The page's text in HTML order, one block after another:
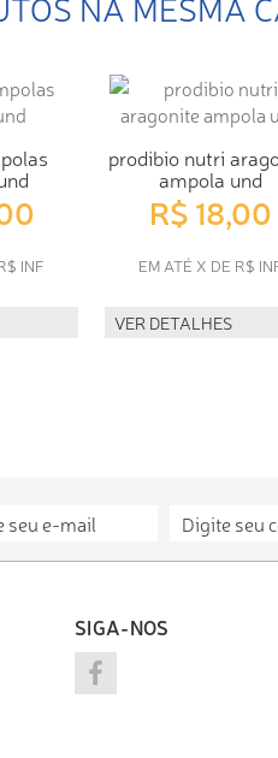
INF
prodibio nutri
ampola und
R$ 18,00
EM ATÉ X DE R$
VER DETALHES
SIGA-NOS